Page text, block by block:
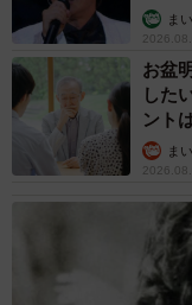
ま
お盆
した
ント
ま